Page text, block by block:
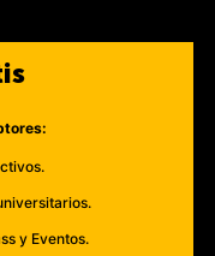
y Eventos.